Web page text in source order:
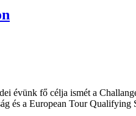
évünk fő célja ismét a
és a European Tour Qualifying